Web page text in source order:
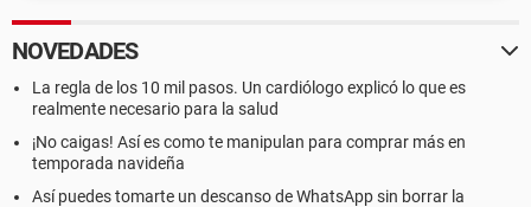
NOVEDADES
La regla de los 10 mil pasos. Un cardiólogo explicó lo que es
realmente necesario para la salud
¡No caigas! Así es como te manipulan para comprar más en
temporada navideña
Así puedes tomarte un descanso de WhatsApp sin borrar la